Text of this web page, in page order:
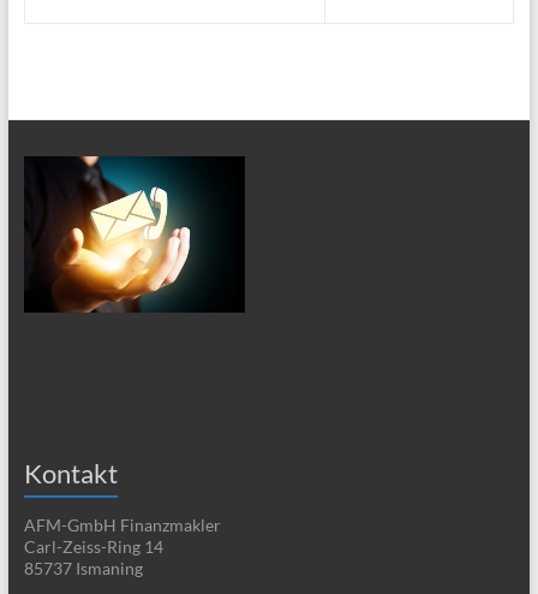
Kontakt
AFM-GmbH Finanzmakler
Carl-Zeiss-Ring 14
85737 Ismaning